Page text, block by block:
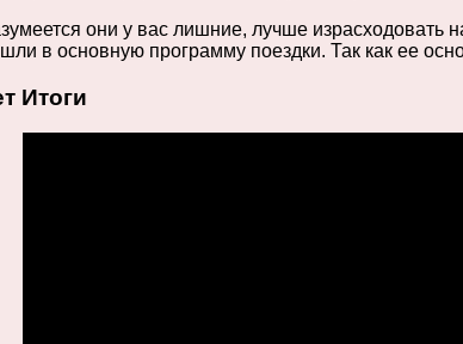
они у вас лишние, лучше израсходовать
в основную программу поездки. Так как ее
Итоги